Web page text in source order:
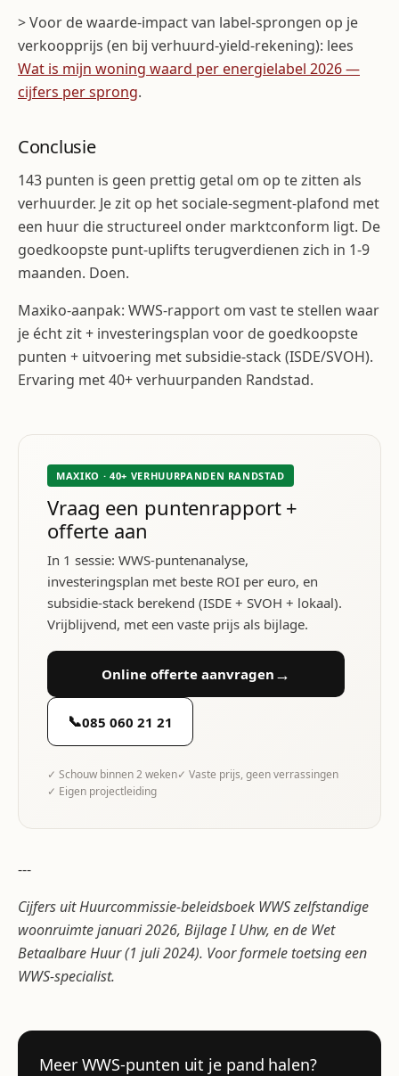
> Voor de waarde-impact van label-sprongen op je
verkoopprijs (en bij verhuurd-yield-rekening): lees
Wat is mijn woning waard per energielabel 2026 —
cijfers per sprong.
Conclusie
143 punten is geen prettig getal om op te zitten als
verhuurder. Je zit op het sociale-segment-plafond met
een huur die structureel onder marktconform ligt. De
goedkoopste punt-uplifts terugverdienen zich in 1-9
maanden. Doen.
Maxiko-aanpak: WWS-rapport om vast te stellen waar
je écht zit + investeringsplan voor de goedkoopste
punten + uitvoering met subsidie-stack (ISDE/SVOH).
Ervaring met 40+ verhuurpanden Randstad.
MAXIKO · 40+ VERHUURPANDEN RANDSTAD
Vraag een puntenrapport +
offerte aan
In 1 sessie: WWS-puntenanalyse,
investeringsplan met beste ROI per euro, en
subsidie-stack berekend (ISDE + SVOH + lokaal).
Vrijblijvend, met een vaste prijs als bijlage.
Online offerte aanvragen →
📞085 060 21 21
✓ Schouw binnen 2 weken✓ Vaste prijs, geen verrassingen
✓ Eigen projectleiding
---
Cijfers uit Huurcommissie-beleidsboek WWS zelfstandige
woonruimte januari 2026, Bijlage I Uhw, en de Wet
Betaalbare Huur (1 juli 2024). Voor formele toetsing een
WWS-specialist.
Meer WWS-punten uit je pand halen?